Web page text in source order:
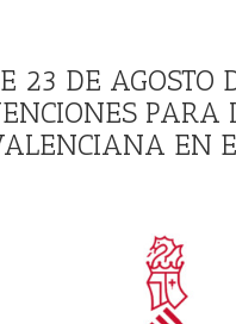
DE AGOSTO
EN